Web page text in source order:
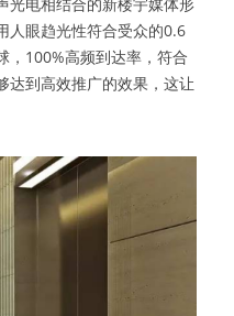
人眼趋光性符合受众的0.6
，100%高频到达率，符合
达到高效推广的效果，这让